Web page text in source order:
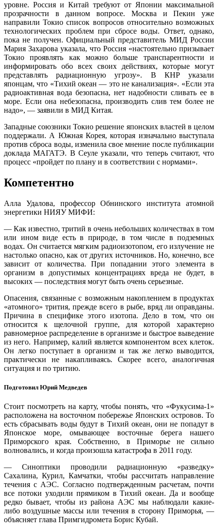
уровне. Россия и Китай требуют от Японии максимальной
прозрачности в данном вопросе. Москва и Пекин уже
направили Токио список вопросов относительно возможных
технологических проблем при сбросе воды. Ответ, однако,
пока не получен. Официальный представитель МИД России
Мария Захарова указала, что Россия «настоятельно призывает
Токио проявлять как можно больше транспарентности и
информировать обо всех своих действиях, которые могут
представлять радиационную угрозу». В КНР указали
японцам, что «Тихий океан — это не канализация». «Если эта
радиоактивная вода безопасна, нет надобности сливать ее в
море. Если она небезопасна, производить слив тем более не
надо», — заявили в МИД Китая.
Западные союзники Токио решение японских властей в целом
поддержали. А Южная Корея, которая изначально выступала
против сброса воды, изменила свое мнение после публикации
доклада МАГАТЭ. В Сеуле указали, что теперь считают, что
процесс «пройдет по плану и в соответствии с нормами».
Компетентно
Алла Удалова, профессор Обнинского института атомной
энергетики НИЯУ МИФИ:
— Как известно, тритий в очень небольших количествах в том
или ином виде есть в природе, в том числе в подземных
водах. Он считается мягким радиоизотопом, его излучение не
настолько опасно, как от других источников. Но, конечно, все
зависит от количества. При попадании этого элемента в
организм в допустимых концентрациях вреда не будет, в
высоких — последствия могут быть очень серьезные.
Опасения, связанные с возможным накоплением в продуктах
«атомного» трития, прежде всего в рыбе, вряд ли оправданы.
Причина в специфике этого изотопа. Дело в том, что он
относится к щелочной группе, для которой характерно
равномерное распределение в организме и быстрое выведение
из него. Например, калий является компонентом всех клеток.
Он легко поступает в организм и так же легко выводится,
практически не накапливаясь. Скорее всего, аналогичная
ситуация и по тритию.
Подготовил Юрий Медведев
Стоит посмотреть на карту, чтобы понять, что «Фукусима-1»
расположена на восточном побережье Японских островов. То
есть сбрасывать воды будут в Тихий океан, они не попадут в
Японское море, омывающее восточные берега нашего
Приморского края. Собственно, в Приморье не сильно
волновались, и когда произошла катастрофа в 2011 году.
— Синоптики проводили радиационную «разведку»
Сахалина, Курил, Камчатки, чтобы рассчитать направление
течения с АЭС. Согласно подтвержденным расчетам, почти
все потоки уходили прямиком в Тихий океан. Да и вообще
редко бывает, чтобы из района АЭС мы наблюдали какие-
либо воздушные массы или течения в сторону Приморья, —
объясняет глава Примгидромета Борис Кубай.